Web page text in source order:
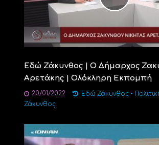
Εδώ Ζάκυνθος | Ο Δήμαρχος
Αρετάκης | Ολόκληρη Εκπομπή
20/01/2022 Εδώ Ζάκυνθος •
Ζάκυνθος